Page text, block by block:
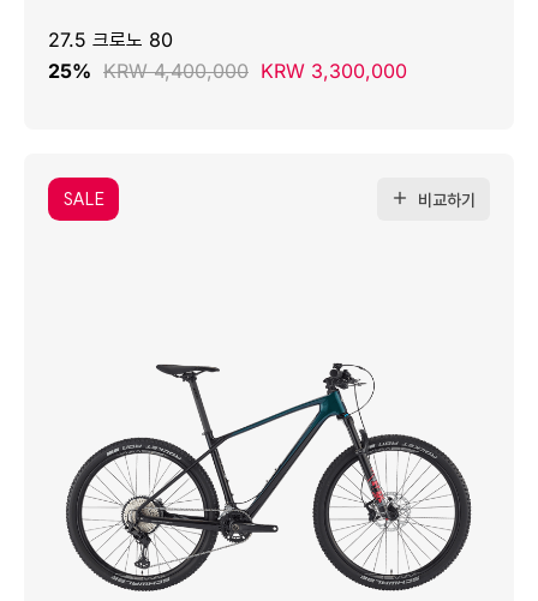
27.5 크로노 80
25% KRW 4,400,000 KRW 3,300,000
SALE 비교하기